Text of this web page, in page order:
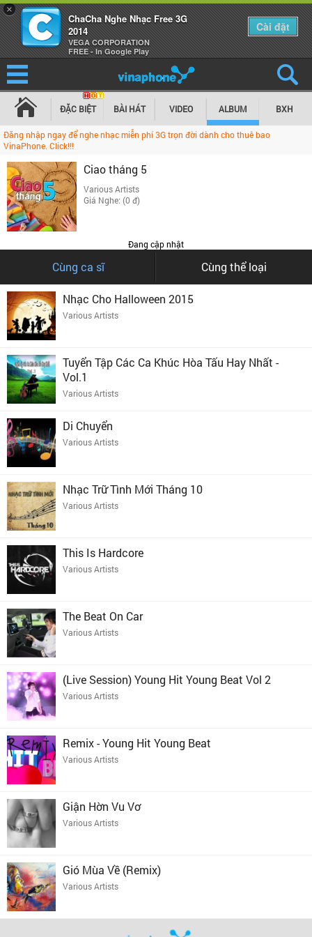
×
ChaCha Nghe Nhạc Free 3G
2014
VEGA CORPORATION
FREE - In Google Play
Cài đặt
ĐẶC BIỆT BÀI HÁT VIDEO ALBUM BXH
Đăng nhập ngay để nghe nhạc miễn phí 3G trọn đời dành cho thuê bao
VinaPhone. Click!!!
Ciao tháng 5
Various Artists
Giá Nghe: (0 đ)
Đang cập nhật
Cùng ca sĩ Cùng thể loại
Nhạc Cho Halloween 2015
Various Artists
Tuyển Tập Các Ca Khúc Hòa Tấu Hay Nhất -
Vol.1
Various Artists
Di Chuyển
Various Artists
Nhạc Trữ Tình Mới Tháng 10
Various Artists
This Is Hardcore
Various Artists
The Beat On Car
Various Artists
(Live Session) Young Hit Young Beat Vol 2
Various Artists
Remix - Young Hit Young Beat
Various Artists
Giận Hờn Vu Vơ
Various Artists
Gió Mùa Về (Remix)
Various Artists